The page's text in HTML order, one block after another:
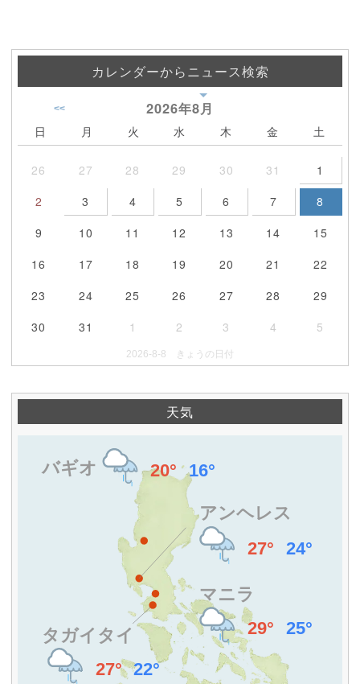
カレンダーからニュース検索
2026年8月
<<
日 月 火 水 木 金 土
26 27 28 29 30 31
1
2
3 4 5 6 7
8
9
10 11 12 13 14
15
16
17 18 19 20 21
22
23
24 25 26 27 28
29
30
31 1 2 3 4 5
2026-8-8 きょうの日付
天気